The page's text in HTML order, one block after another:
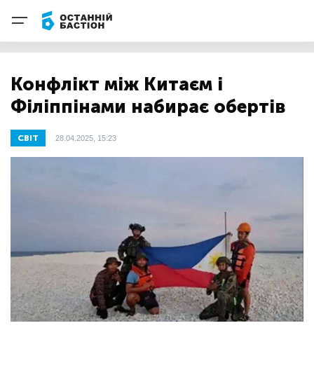
Конфлікт між Китаєм і
Філіппінами набирає обертів
СВІТ 28.04.2025, 15:23